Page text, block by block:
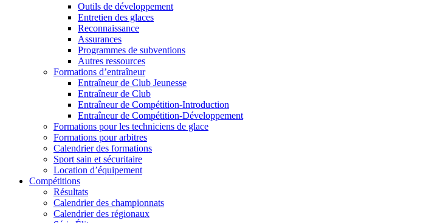
Outils de développement
Entretien des glaces
Reconnaissance
Assurances
Programmes de subventions
Autres ressources
Formations d’entraîneur
Entraîneur de Club Jeunesse
Entraîneur de Club
Entraîneur de Compétition-Introduction
Entraîneur de Compétition-Développement
Formations pour les techniciens de glace
Formations pour arbitres
Calendrier des formations
Sport sain et sécuritaire
Location d’équipement
Compétitions
Résultats
Calendrier des championnats
Calendrier des régionaux